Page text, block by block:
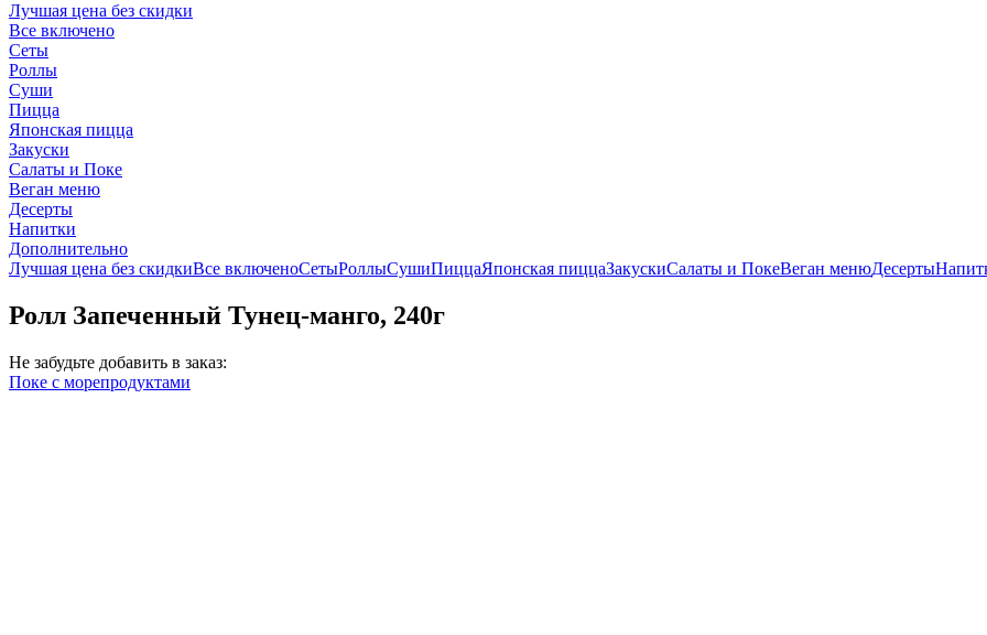
Лучшая цена без скидки
Все включено
Сеты
Роллы
Суши
Пицца
Японская пицца
Закуски
Салаты и Поке
Веган меню
Десерты
Напитки
Дополнительно
Лучшая цена без скидкиВсе включеноСетыРоллыСушиПиццаЯпонская пиццаЗакускиСалаты и ПокеВеган менюДесерты
Ролл Запеченный Тунец-манго, 240г
Не забудьте добавить в заказ:
Поке с морепродуктами